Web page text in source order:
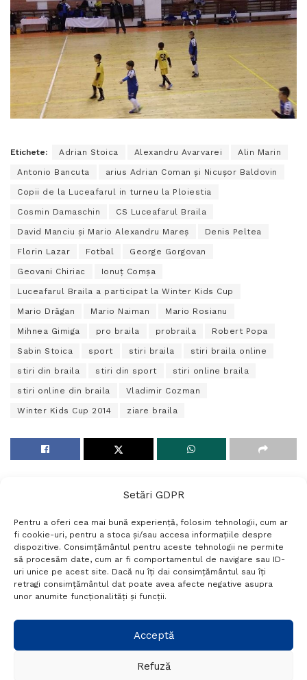
Setări GDPR
Pentru a oferi cea mai bună experiență, folosim tehnologii, cum ar
fi cookie-uri, pentru a stoca și/sau accesa informațiile despre
dispozitive. Consimțământul pentru aceste tehnologii ne permite
să procesăm date, cum ar fi comportamentul de navigare sau ID-
uri unice pe acest site. Dacă nu îți dai consimțământul sau îți
retragi consimțământul dat poate avea afecte negative asupra
unor anumite funcționalități și funcții.
Acceptă
Refuză
Etichete: Adrian Stoica Alexandru Avarvarei Alin Marin
Antonio Bancuta arius Adrian Coman și Nicușor Baldovin
Copii de la Luceafarul in turneu la Ploiestia
Cosmin Damaschin CS Luceafarul Braila
David Manciu și Mario Alexandru Mareș Denis Peltea
Florin Lazar Fotbal George Gorgovan
Geovani Chiriac Ionuț Comșa
Luceafarul Braila a participat la Winter Kids Cup
Mario Drăgan Mario Naiman Mario Rosianu
Mihnea Gimiga pro braila probraila Robert Popa
Sabin Stoica sport stiri braila stiri braila online
stiri din braila stiri din sport stiri online braila
stiri online din braila Vladimir Cozman
Winter Kids Cup 2014 ziare braila
Termeni si conditii
Politică de confidențialitate
Politica cookies
Setări GDPR
+40 788 760 194